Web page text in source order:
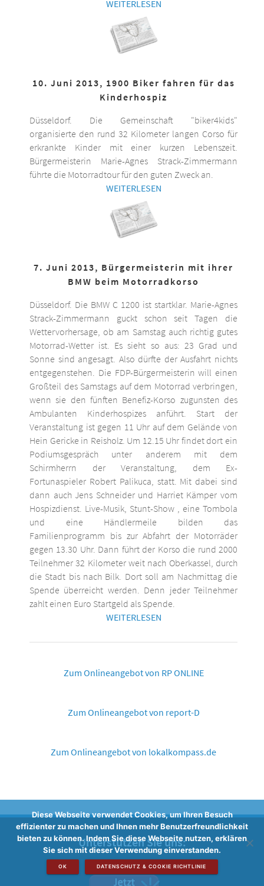
WEITERLESEN
10. Juni 2013, 1900 Biker fahren für das
Kinderhospiz
Düsseldorf. Die Gemeinschaft "biker4kids"
organisierte den rund 32 Kilometer langen Corso für
erkrankte Kinder mit einer kurzen Lebenszeit.
Bürgermeisterin Marie-Agnes Strack-Zimmermann
führte die Motorradtour für den guten Zweck an.
WEITERLESEN
7. Juni 2013, Bürgermeisterin mit ihrer
BMW beim Motorradkorso
Düsseldorf. Die BMW C 1200 ist startklar. Marie-Agnes
Strack-Zimmermann guckt schon seit Tagen die
Wettervorhersage, ob am Samstag auch richtig gutes
Motorrad-Wetter ist. Es sieht so aus: 23 Grad und
Sonne sind angesagt. Also dürfte der Ausfahrt nichts
entgegenstehen. Die FDP-Bürgermeisterin will einen
Großteil des Samstags auf dem Motorrad verbringen,
wenn sie den fünften Benefiz-Korso zugunsten des
Ambulanten Kinderhospizes anführt. Start der
Veranstaltung ist gegen 11 Uhr auf dem Gelände von
Hein Gericke in Reisholz. Um 12.15 Uhr findet dort ein
Podiumsgespräch unter anderem mit dem
Schirmherrn der Veranstaltung, dem Ex-
Fortunaspieler Robert Palikuca, statt. Mit dabei sind
dann auch Jens Schneider und Harriet Kämper vom
Hospizdienst. Live-Musik, Stunt-Show , eine Tombola
und eine Händlermeile bilden das
Familienprogramm bis zur Abfahrt der Motorräder
gegen 13.30 Uhr. Dann führt der Korso die rund 2000
Teilnehmer 32 Kilometer weit nach Oberkassel, durch
die Stadt bis nach Bilk. Dort soll am Nachmittag die
Spende überreicht werden. Denn jeder Teilnehmer
zahlt einen Euro Startgeld als Spende.
WEITERLESEN
Zum Onlineangebot von RP ONLINE
Zum Onlineangebot von report-D
Zum Onlineangebot von lokalkompass.de
Unterstützen Sie uns:
Diese Webseite verwendet Cookies, um Ihren Besuch
effizienter zu machen und Ihnen mehr Benutzerfreundlichkeit
bieten zu können. Indem Sie diese Webseite nutzen, erklären
Sie sich mit dieser Verwendung einverstanden.
OK DATENSCHUTZ & COOKIE RICHTLINIE